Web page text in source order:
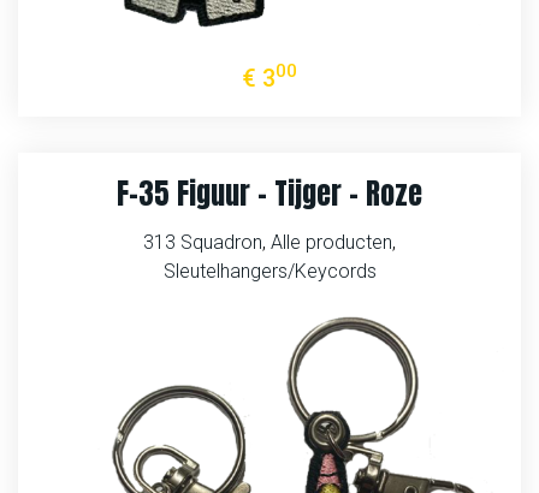
€ 300
F-35 Figuur – Tijger – Roze
313 Squadron, Alle producten,
Sleutelhangers/Keycords